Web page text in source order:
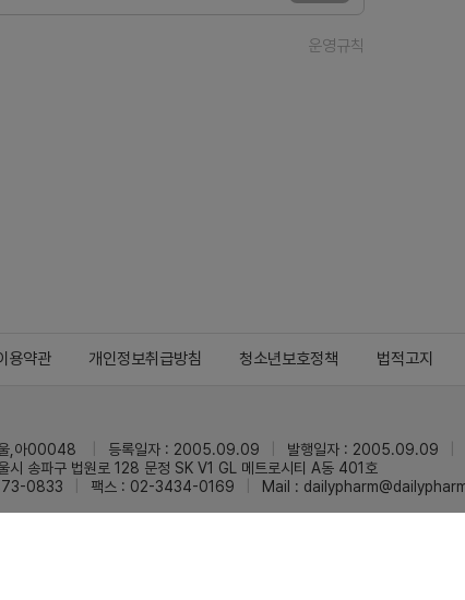
운영규칙
용약관 개인정보취급방침 청소년보호정책 법적고지
,아00048 등록일자 : 2005.09.09 발행일자 : 2005.09.09
시 송파구 법원로 128 문정 SK V1 GL 메트로시티 A동 401호
0833
팩스 : 02-3434-0169 Mail :